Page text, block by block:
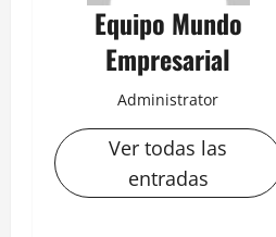
Equipo Mundo
Empresarial
Administrator
Ver todas las
entradas